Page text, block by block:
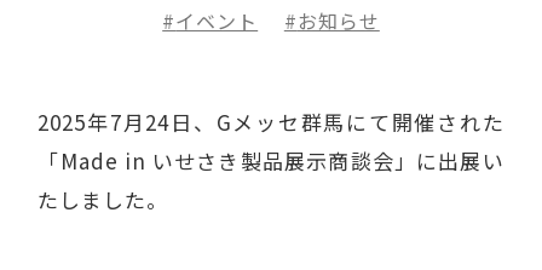
イベント お知らせ
2025年7月24日、Gメッセ群馬にて開催された
「Made in いせさき製品展示商談会」に出展い
たしました。